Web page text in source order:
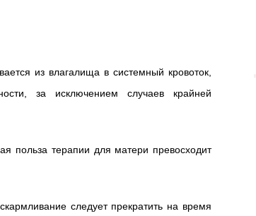
из влагалища в системный кровоток,
за исключением случаев крайней
польза терапии для матери превосходит
следует прекратить на время